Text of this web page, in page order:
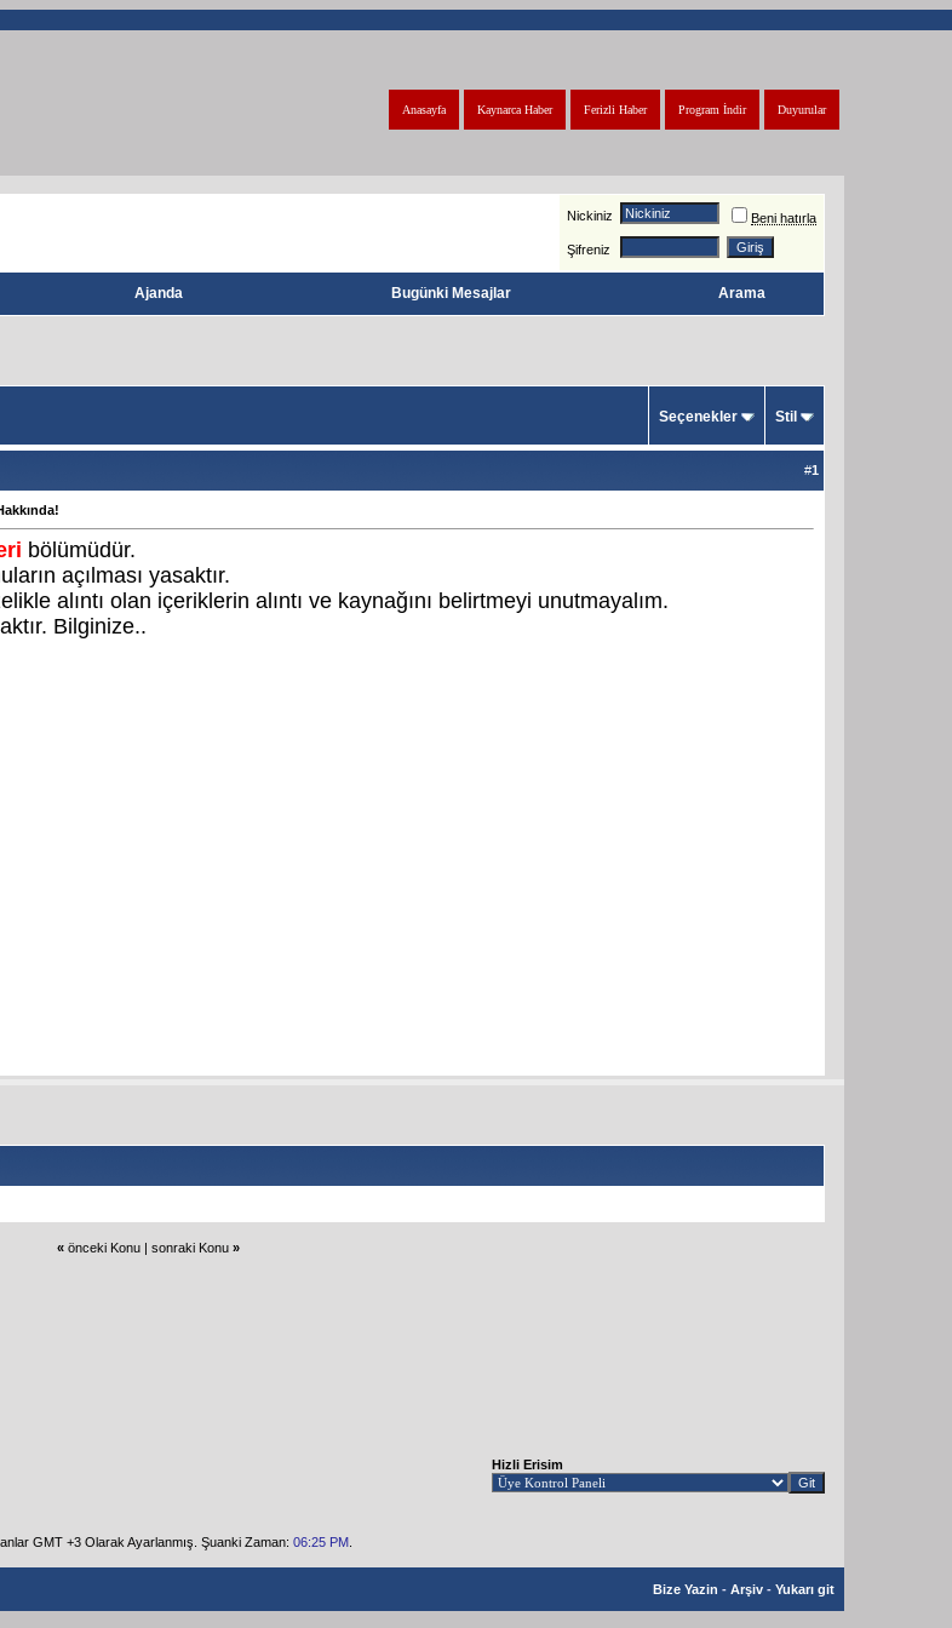
Duyurular
Program İndir
Ferizli Haber
Kaynarca Haber
Anasayfa
Nickiniz Beni hatırla
Şifreniz
Ajanda Bugünki Mesajlar Arama
Seçenekler Stil
#1
bölümüdür.
açılması yasaktır.
alıntı olan içeriklerin alıntı ve kaynağını belirtmeyi unutmayalım.
Bilginize..
« önceki Konu| sonraki Konu »
Hizli Erisim
GMT +3 Olarak Ayarlanmış. Şuanki Zaman: 06:25 PM
Bize Yazin - Arşiv - Yukarı git